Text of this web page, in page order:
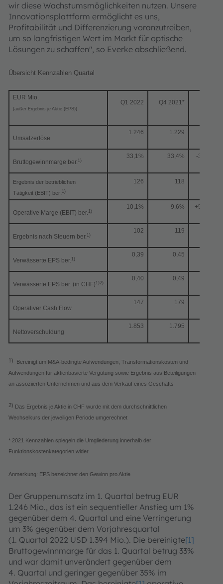
wir diese Wachstumsmöglichkeiten nutzen. Unsere
Innovationsplattform ermöglicht es uns,
Profitabilität und Differenzierung voranzutreiben,
um so langfristigen Wert im Markt für optische
Lösungen zu schaffen", so Everke abschließend.
Übersicht Kennzahlen Quartal
EUR Mio.
(außer Ergebnis je Aktie (EPS))
Q1 2022 Q4 2021*
Umsatzerlöse
1.246 1.229
Bruttogewinnmarge ber. 1)
33,1% 33,4% -30 bps
Ergebnis der betrieblichen
Tätigkeit (EBIT) ber. 1)
126 118
Operative Marge (EBIT) ber. 1)
10,1% 9,6% +50 bps
Ergebnis nach Steuern ber. 1)
102 119
Verwässerte EPS ber. 1)
0,39 0,45
Verwässerte EPS ber. (in CHF) 1)2)
0,40 0,49
Operativer Cash Flow
147 179
Nettoverschuldung
1.853 1.795
1) Bereinigt um M&A-bedingte Aufwendungen, Transformationskosten und
Aufwendungen für aktienbasierte Vergütung sowie Ergebnis aus Beteiligungen
an assoziierten Unternehmen und aus dem Verkauf eines Geschäfts
2) Das Ergebnis je Aktie in CHF wurde mit dem durchschnittlichen
Wechselkurs der jeweiligen Periode umgerechnet
* 2021 Kennzahlen spiegeln die Umgliederung innerhalb der
Funktionskostenkategorien wider
Anmerkung: EPS bezeichnet den Gewinn pro Aktie
Der Gruppenumsatz im 1. Quartal betrug EUR
1.246 Mio., das ist ein sequentieller Anstieg um 1%
gegenüber dem 4. Quartal und eine Verringerung
um 3% gegenüber dem Vorjahresquartal
(1. Quartal 2022 USD 1.394 Mio.). Die bereinigte[1]
Bruttogewinnmarge für das 1. Quartal betrug 33%
und war damit unverändert gegenüber dem
4. Quartal und geringer gegenüber 35% im